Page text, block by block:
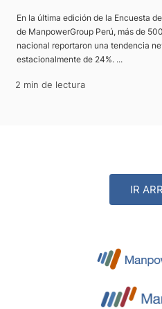
En la última edición de la Encuesta
de ManpowerGroup Perú, más de
nacional reportaron una tendencia
estacionalmente de 24%. ...
2 min de lectura
IR